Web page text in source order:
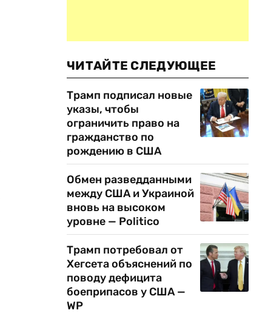
ЧИТАЙТЕ СЛЕДУЮЩЕЕ
Трамп подписал новые
указы, чтобы
ограничить право на
гражданство по
рождению в США
Обмен разведданными
между США и Украиной
вновь на высоком
уровне — Politico
Трамп потребовал от
Хегсета объяснений по
поводу дефицита
боеприпасов у США —
WP